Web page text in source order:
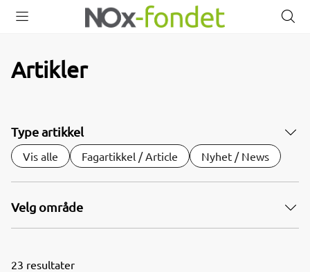
Artikler
Type artikkel
Vis alle Fagartikkel / Article Nyhet / News
Velg område
23 resultater